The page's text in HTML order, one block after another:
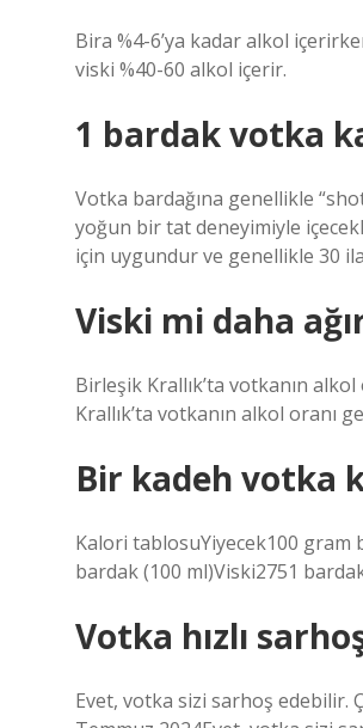
Bira %4-6’ya kadar alkol
viski %40-60 alkol içerir.
1 bardak votka
Votka bardağına genellikle
yoğun bir tat deneyimiyle
için uygundur ve genellikle 30
Viski mi daha
Birleşik Krallık’ta votkanın
Krallık’ta votkanın alkol oranı
Bir kadeh votka
Kalori tablosuYiyecek100 gram
bardak (100 ml)Viski2751
Votka hızlı
Evet, votka sizi sarhoş edebilir.